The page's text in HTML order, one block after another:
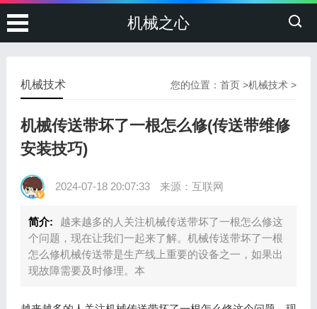
机械之心
您的位置：首页 >机械技术 >
机械技术
机械传送带坏了一根怎么修(传送带维修
安装技巧)
2024-07-18 20:07:33 来源：互联网
简介:
越来越多的人关注机械传送带坏了一根怎么修这
个问题，现在让我们一起来了解。机械传送带坏了一根
怎么修机械传送带是生产线上重要的设备之一，如果出
现故障需要及时修理。本